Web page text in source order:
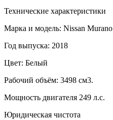
Технические характеристики
Марка и модель: Nissan Murano
Год выпуска: 2018
Цвет: Белый
Рабочий объём: 3498 см3.
Мощность двигателя 249 л.с.
Юридическая чистота